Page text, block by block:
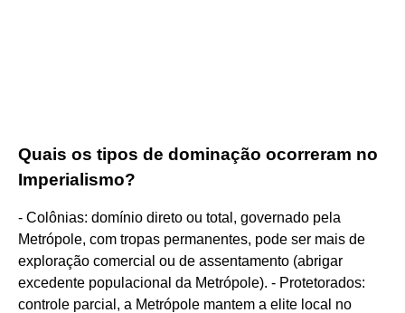
Quais os tipos de dominação ocorreram no
Imperialismo?
- Colônias: domínio direto ou total, governado pela
Metrópole, com tropas permanentes, pode ser mais de
exploração comercial ou de assentamento (abrigar
excedente populacional da Metrópole). - Protetorados:
controle parcial, a Metrópole mantem a elite local no